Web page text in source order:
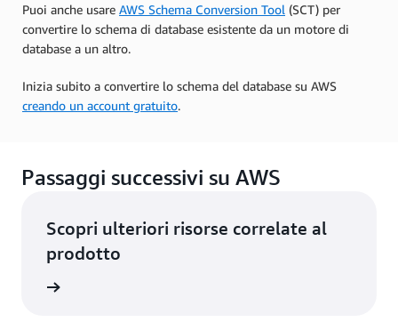
Puoi anche usare AWS Schema Conversion Tool (SCT) per
convertire lo schema di database esistente da un motore di
database a un altro.
Inizia subito a convertire lo schema del database su AWS
creando un account gratuito.
Passaggi successivi su AWS
Scopri ulteriori risorse correlate al
prodotto